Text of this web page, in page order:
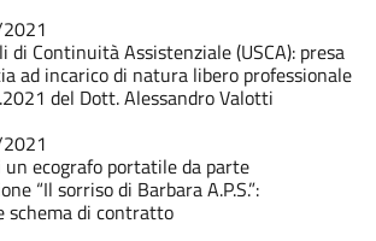
di Continuità Assistenziale (USCA): presa
ad incarico di natura libero professionale
del Dott. Alessandro Valotti
un ecografo portatile da parte
“Il sorriso di Barbara A.P.S.”:
schema di contratto